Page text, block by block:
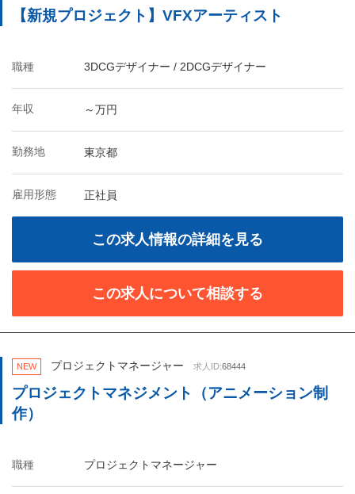
【新規プロジェクト】VFXアーティスト
職種 3DCGデザイナー / 2DCGデザイナー
年収 ～万円
勤務地 東京都
雇用形態 正社員
この求人情報の詳細を見る
この求人について相談する
NEW プロジェクトマネージャー 求人ID:68444
プロジェクトマネジメント（アニメーション制
作）
職種 プロジェクトマネージャー